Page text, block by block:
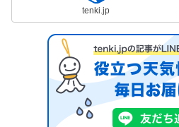
tenki.jp